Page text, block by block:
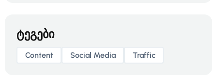
ტეგები
Content Social Media Traffic